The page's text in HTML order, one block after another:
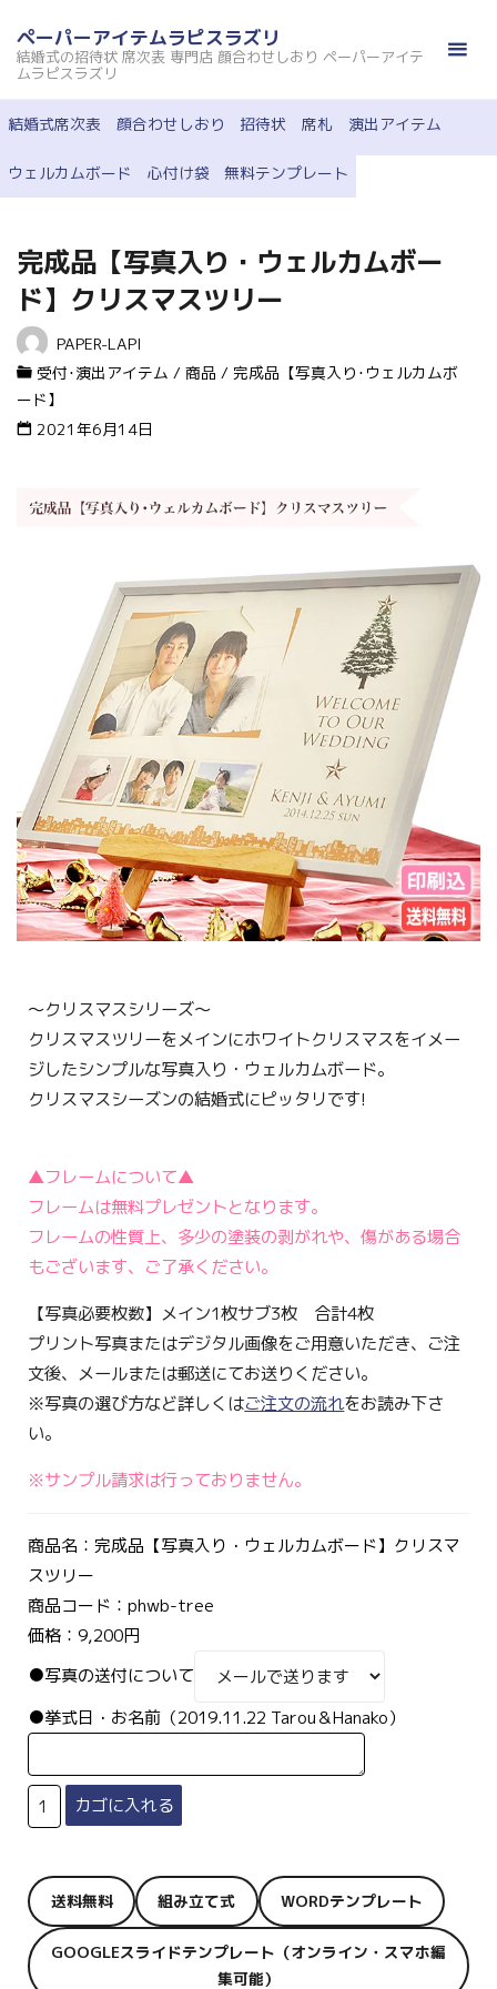
ン
ツ
へ
ス
ペーパーアイテムラピスラズリ
結婚式の招待状 席次表 専門店 顔合わせしおり ペーパーアイテ
ムラピスラズリ
結婚式席次表 顔合わせしおり 招待状 席札 演出アイテム
ウェルカムボード 心付け袋 無料テンプレート
完成品【写真入り・ウェルカムボー
ド】クリスマスツリー
PAPER-LAPI
受付･演出アイテム / 商品 / 完成品【写真入り･ウェルカムボ
ード】
2021年6月14日
〜クリスマスシリーズ〜
クリスマスツリーをメインにホワイトクリスマスをイメー
ジしたシンプルな写真入り・ウェルカムボード。
クリスマスシーズンの結婚式にピッタリです!
▲フレームについて▲
フレームは無料プレゼントとなります。
フレームの性質上、多少の塗装の剥がれや、傷がある場合
もございます、ご了承ください。
【写真必要枚数】メイン1枚サブ3枚 合計4枚
プリント写真またはデジタル画像をご用意いただき、ご注
文後、メールまたは郵送にてお送りください。
※写真の選び方など詳しくはご注文の流れをお読み下さ
い。
※サンプル請求は行っておりません。
商品名：完成品【写真入り・ウェルカムボード】クリスマ
スツリー
商品コード：phwb-tree
価格：9,200円
●写真の送付について
●挙式日・お名前（2019.11.22 Tarou＆Hanako）
送料無料 組み立て式 WORDテンプレート
GOOGLEスライドテンプレート（オンライン・スマホ編
集可能）